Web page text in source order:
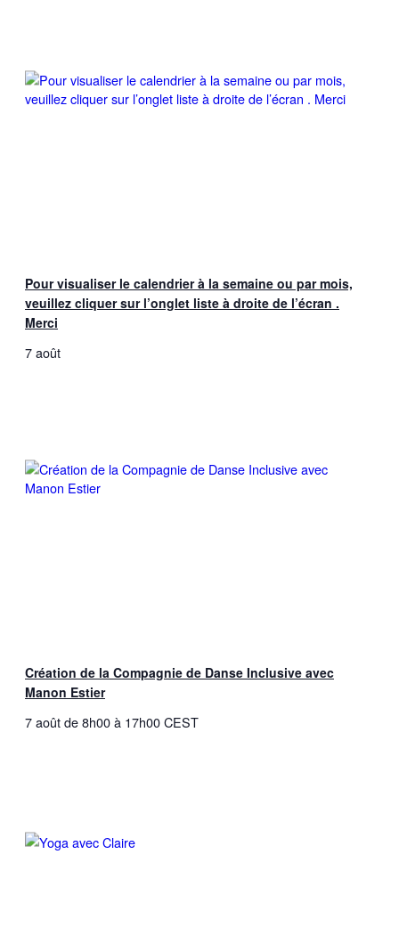
Pour visualiser le calendrier à la semaine ou par mois,
veuillez cliquer sur l’onglet liste à droite de l’écran .
Merci
7 août
Création de la Compagnie de Danse Inclusive avec
Manon Estier
7 août de 8h00à 17h00CEST